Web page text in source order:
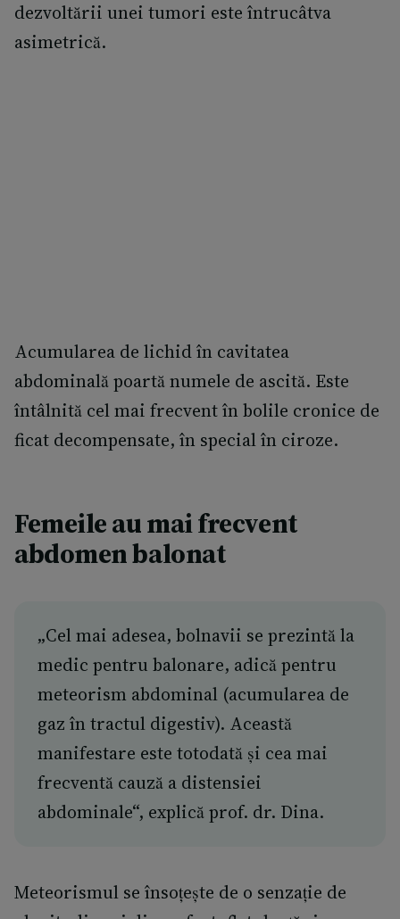
dezvoltării unei tumori este întrucâtva
asimetrică.
Acumularea de lichid în cavitatea
abdominală poartă numele de ascită. Este
întâlnită cel mai frecvent în bolile cronice de
ficat decompensate, în special în ciroze.
Femeile au mai frecvent
abdomen balonat
„Cel mai adesea, bolnavii se prezintă la
medic pentru balonare, adică pentru
meteorism abdominal (acumularea de
gaz în tractul digestiv). Această
manifestare este totodată și cea mai
frecventă cauză a distensiei
abdominale“, explică prof. dr. Dina.
Meteorismul se însoțește de o senzație de